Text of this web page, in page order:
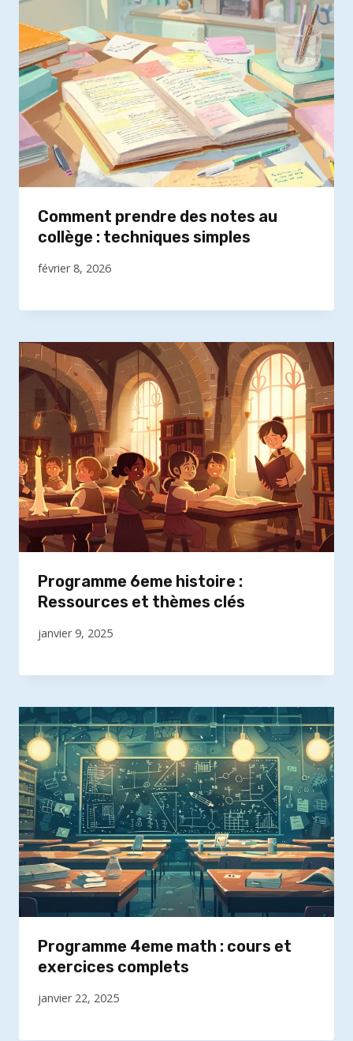
Comment prendre des notes au
collège : techniques simples
février 8, 2026
Programme 6eme histoire :
Ressources et thèmes clés
janvier 9, 2025
Programme 4eme math : cours et
exercices complets
janvier 22, 2025